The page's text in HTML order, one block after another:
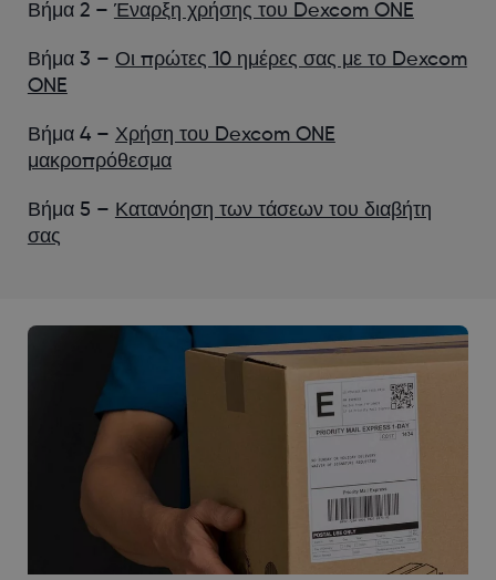
Βήμα 2 – Έναρξη χρήσης του Dexcom ONE
Βήμα 3 – Οι πρώτες 10 ημέρες σας με το Dexcom
ONE
Βήμα 4 – Χρήση του Dexcom ONE
μακροπρόθεσμα
Βήμα 5 – Κατανόηση των τάσεων του διαβήτη
σας